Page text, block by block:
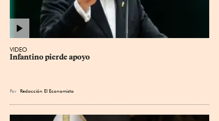
VIDEO
Infantino pierde apoyo
Por Redacción El Economista